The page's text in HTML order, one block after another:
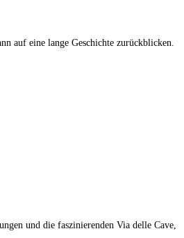
auf eine lange Geschichte zurückblicken.
und die faszinierenden Via delle Cave,